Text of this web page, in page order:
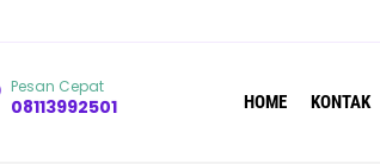
Pesan Cepat
08113992501 HOME KONTAK